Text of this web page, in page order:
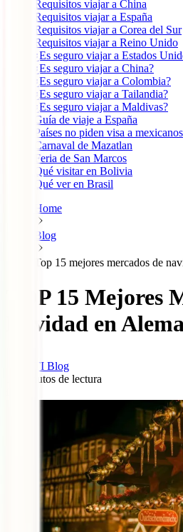
Requisitos viajar a China
Requisitos viajar a España
Requisitos viajar a Corea del Sur
Requisitos viajar a Reino Unido
¿Es seguro viajar a Estados
¿Es seguro viajar a China?
¿Es seguro viajar a Colombia?
¿Es seguro viajar a Tailandia?
¿Es seguro viajar a Maldivas?
Guía de viaje a España
Países no piden visa a mexicanos
Carnaval de Mazatlan
Feria de San Marcos
Qué visitar en Bolivia
Qué ver en Brasil
Home
Blog
Top 15 mejores mercados de
TOP 15 Mejores
Navidad en
IATI Blog
minutos de lectura